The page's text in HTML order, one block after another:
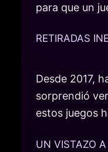
para que un
RETIRADAS
Desde 2017,
sorprendió
estos juegos
UN VISTAZO